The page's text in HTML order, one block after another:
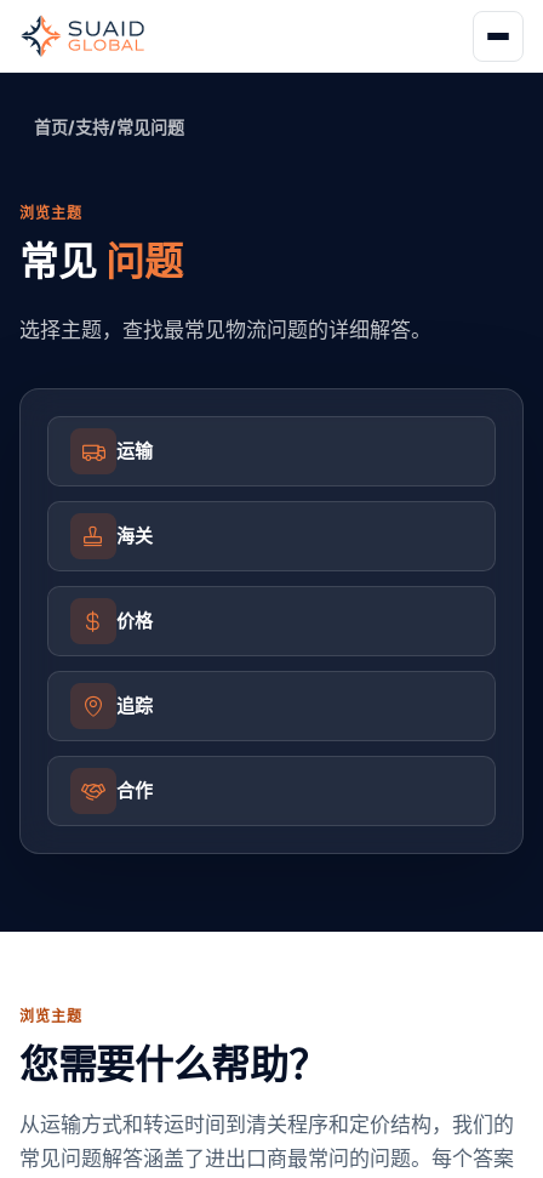
首页/支持/常见问题
浏览主题
常见 问题
选择主题，查找最常见物流问题的详细解答。
运输
海关
价格
追踪
合作
浏览主题
您需要什么帮助？
从运输方式和转运时间到清关程序和定价结构，我们的
常见问题解答涵盖了进出口商最常问的问题。每个答案